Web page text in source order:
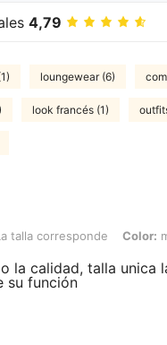
4,79
loungewear (6)
look francés (1)
corresponde, Color:
talla corresponde Color:
la calidad, talla unica
su función